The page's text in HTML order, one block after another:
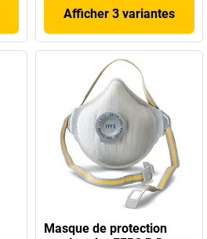
Afficher 3 variantes
Masque de protection